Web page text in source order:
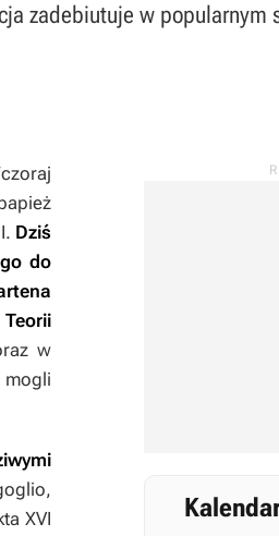
zadebiutuje w popularnym
Dziś
do
Teorii
w
mogli
XVI